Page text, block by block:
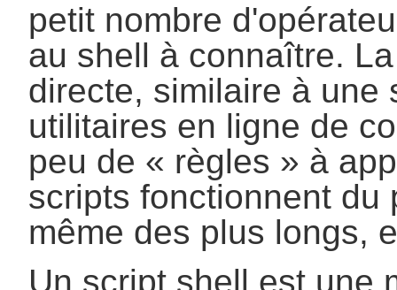
petit nombre
au shell à connaître.
directe, similaire à une
utilitaires en ligne de
peu de « règles » à
scripts fonctionnent du
même des plus longs,
Un script shell est une